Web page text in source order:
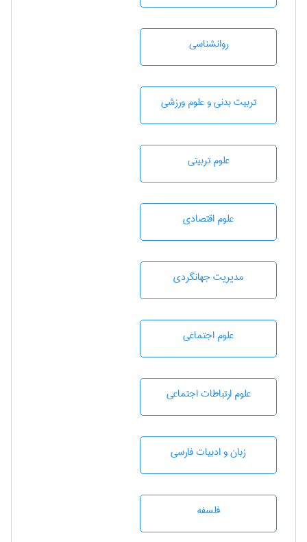
روانشناسی
تربيت بدنی و علوم ورزشی
علوم تربيتی
علوم اقتصادی
مديريت جهانگردی
علوم اجتماعی
علوم ارتباطات اجتماعی
زبان و ادبيات فارسی
فلسفه